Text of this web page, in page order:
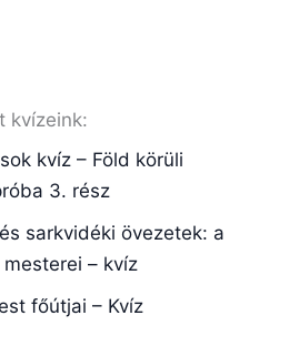
kvízeink:
kvíz – Föld körüli
3. rész
sarkvidéki övezetek: a
– kvíz
főútjai – Kvíz